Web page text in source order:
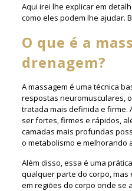
Aqui irei lhe explicar em
como eles podem lhe ajudar.
O que é a
drenagem?
A massagem é uma técnica
respostas neuromusculares,
tratada mais definida e firme.
ser fortes, firmes e rápidos,
camadas mais profundas
o metabolismo e melhorando
Além disso, essa é uma
qualquer parte do corpo, mas
em regiões do corpo onde se